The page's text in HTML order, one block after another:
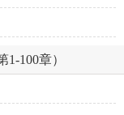
100章）